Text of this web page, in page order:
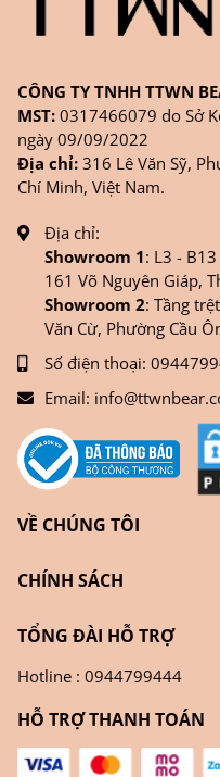
CÔNG TY TNHH TTWN
MST: 0317466079 do Sở
ngày 09/09/2022
Địa chỉ: 316 Lê Văn Sỹ,
Chí Minh, Việt Nam.
Địa chỉ:
Showroom 1: L3 -
161 Võ Nguyên Giáp,
Showroom 2: Tầng
Văn Cừ, Phường Cầu
Số điện thoại:
Email:
VỀ CHÚNG TÔI
CHÍNH SÁCH
TỔNG ĐÀI HỖ TRỢ
Hotline : 0944799444
HỖ TRỢ THANH TOÁN